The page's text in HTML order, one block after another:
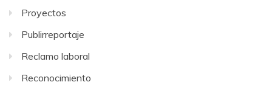
Proyectos
Publirreportaje
Reclamo laboral
Reconocimiento